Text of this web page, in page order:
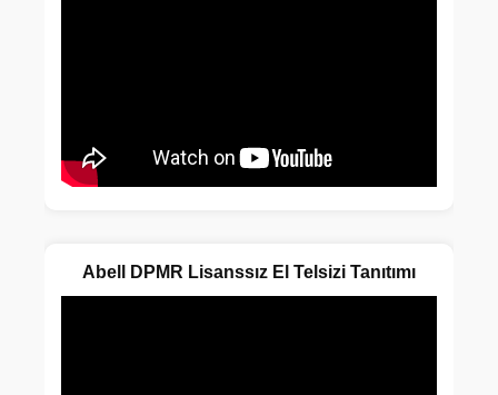
Abell DPMR Lisanssız El Telsizi Tanıtımı